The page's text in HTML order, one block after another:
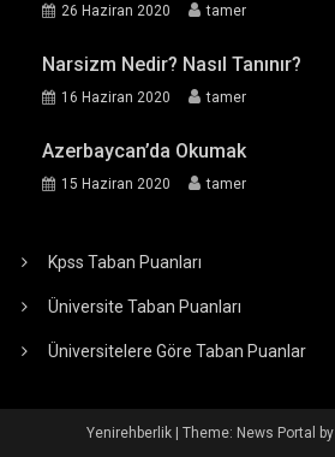
26 Haziran 2020 tamer
Narsizm Nedir? Nasıl Tanınır?
16 Haziran 2020 tamer
Azerbaycan’da Okumak
15 Haziran 2020 tamer
Kpss Taban Puanları
Üniversite Taban Puanları
Üniversitelere Göre Taban Puanlar
Yenirehberlik Theme: News Portal by